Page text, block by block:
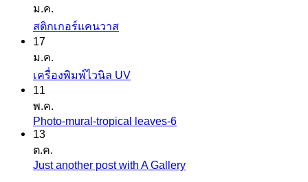
ม.ค.
สติกเกอร์แคนวาสไม่มี
บน
นวาส
17
ม.ค.
เครื่องพิมพ์ไวนิล UVไม่มี
บน
ไว
11
พ.ค.
Photo-mural-tropical leaves-6ไม่มี
13
ต.ค.
Just another post with A Galleryไม่มี